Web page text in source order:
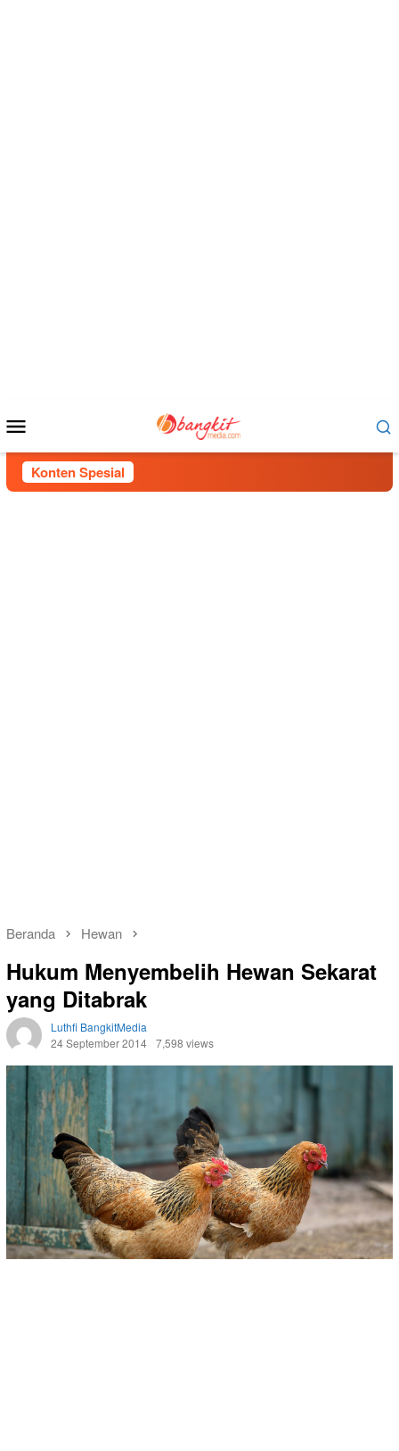
Mobile
Konten Spesial
Beranda Hewan
Hukum Menyembelih Hewan Sekarat
yang Ditabrak
Luthfi BangkitMedia
24 September 2014 7,598 views